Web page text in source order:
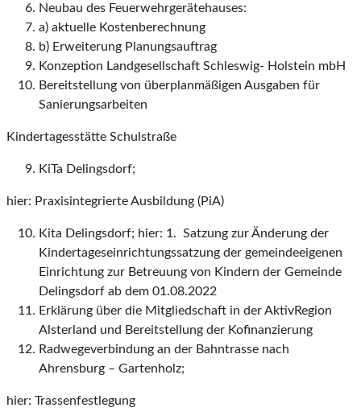
Neubau des Feuerwehrgerätehauses:
a) aktuelle Kostenberechnung
b) Erweiterung Planungsauftrag
Konzeption Landgesellschaft Schleswig- Holstein mbH
Bereitstellung von überplanmäßigen Ausgaben für
Sanierungsarbeiten
Kindertagesstätte Schulstraße
KiTa Delingsdorf;
hier: Praxisintegrierte Ausbildung (PiA)
Kita Delingsdorf; hier: 1. Satzung zur Änderung der
Kindertageseinrichtungssatzung der gemeindeeigenen
Einrichtung zur Betreuung von Kindern der Gemeinde
Delingsdorf ab dem 01.08.2022
Erklärung über die Mitgliedschaft in der AktivRegion
Alsterland und Bereitstellung der Kofinanzierung
Radwegeverbindung an der Bahntrasse nach
Ahrensburg – Gartenholz;
hier: Trassenfestlegung